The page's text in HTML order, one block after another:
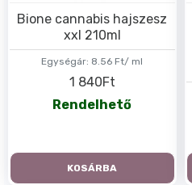
Egységár: 8.56 Ft/ ml
Bione cannabis hajszesz
xxl 210ml
1 840Ft
Rendelhető
KOSÁRBA